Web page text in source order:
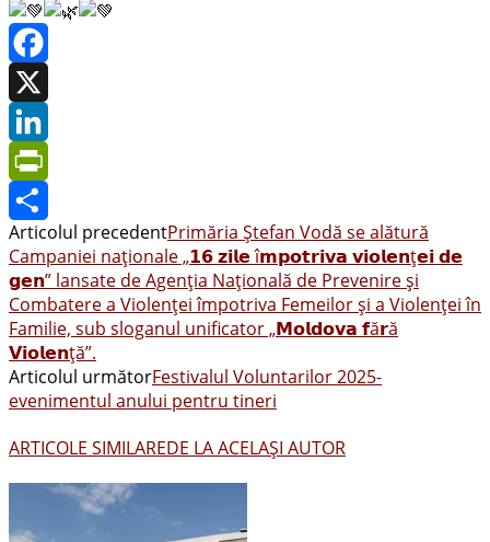
Facebook
X
LinkedIn
PrintFriendly
Share
Articolul precedentPrimăria Ștefan Vodă se alătură
Campaniei naționale „𝟭𝟲 𝘇𝗶𝗹𝗲 î𝗺𝗽𝗼𝘁𝗿𝗶𝘃𝗮 𝘃𝗶𝗼𝗹𝗲𝗻ț𝗲𝗶 𝗱𝗲
𝗴𝗲𝗻” lansate de Agenția Națională de Prevenire și
Combatere a Violenței împotriva Femeilor și a Violenței în
Familie, sub sloganul unificator „𝗠𝗼𝗹𝗱𝗼𝘃𝗮 𝗳ă𝗿ă
𝗩𝗶𝗼𝗹𝗲𝗻ță”.
Articolul următorFestivalul Voluntarilor 2025-
evenimentul anului pentru tineri
ARTICOLE SIMILAREDE LA ACELAȘI AUTOR